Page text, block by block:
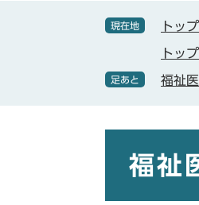
現在地 トッ
トッ
足あと 福祉
福祉